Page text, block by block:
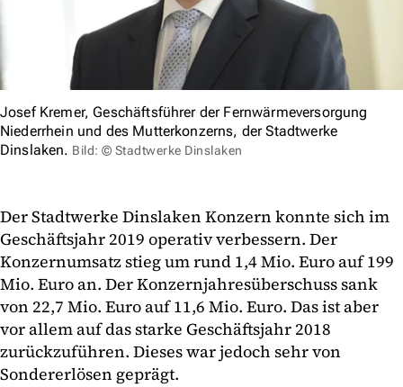
Josef Kremer, Geschäftsführer der Fernwärmeversorgung
Niederrhein und des Mutterkonzerns, der Stadtwerke
Dinslaken. Bild: © Stadtwerke Dinslaken
Der Stadtwerke Dinslaken Konzern konnte sich im
Geschäftsjahr 2019 operativ verbessern. Der
Konzernumsatz stieg um rund 1,4 Mio. Euro auf 199
Mio. Euro an. Der Konzernjahresüberschuss sank
von 22,7 Mio. Euro auf 11,6 Mio. Euro. Das ist aber
vor allem auf das starke Geschäftsjahr 2018
zurückzuführen. Dieses war jedoch sehr von
Sondererlösen geprägt.